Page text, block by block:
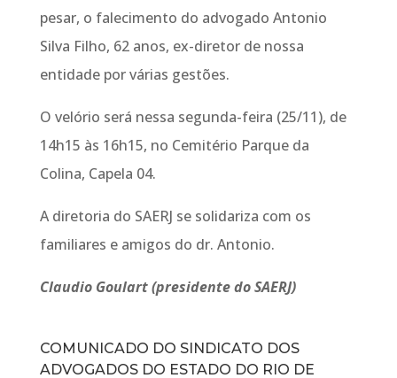
pesar, o falecimento do advogado Antonio
Silva Filho, 62 anos, ex-diretor de nossa
entidade por várias gestões.
O velório será nessa segunda-feira (25/11), de
14h15 às 16h15, no Cemitério Parque da
Colina, Capela 04.
A diretoria do SAERJ se solidariza com os
familiares e amigos do dr. Antonio.
Claudio Goulart (presidente do SAERJ)
COMUNICADO DO SINDICATO DOS
ADVOGADOS DO ESTADO DO RIO DE